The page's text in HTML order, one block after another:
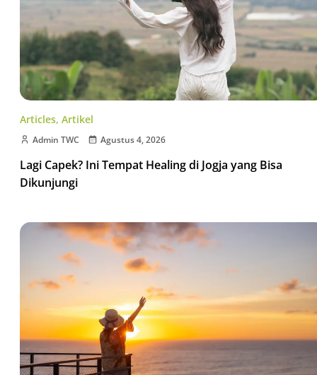
Articles, Artikel
Admin TWC Agustus 4, 2026
Lagi Capek? Ini Tempat Healing di Jogja yang Bisa
Dikunjungi